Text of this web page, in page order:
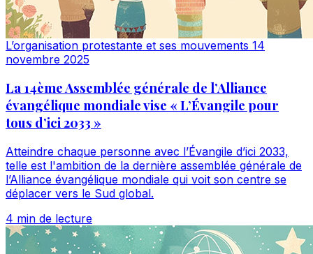
L’organisation protestante et ses mouvements 14
novembre 2025
La 14ème Assemblée générale de l’Alliance
évangélique mondiale vise « L’Évangile pour
tous d’ici 2033 »
Atteindre chaque personne avec l’Évangile d’ici 2033,
telle est l'ambition de la dernière assemblée générale de
l’Alliance évangélique mondiale qui voit son centre se
déplacer vers le Sud global.
4 min de lecture